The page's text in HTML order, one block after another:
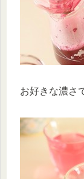
お好きな濃さ